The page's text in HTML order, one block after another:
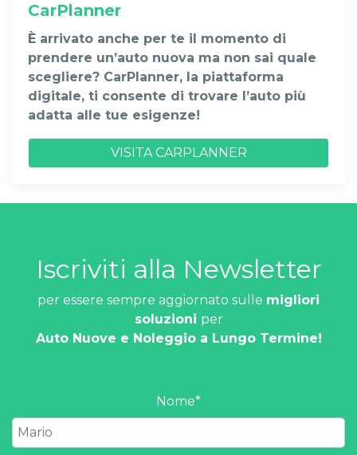
CarPlanner
È arrivato anche per te il momento di
prendere un’auto nuova ma non sai quale
scegliere? CarPlanner, la piattaforma
digitale, ti consente di trovare l’auto più
adatta alle tue esigenze!
VISITA CARPLANNER
Iscriviti alla Newsletter
per essere sempre aggiornato sulle migliori
soluzioni per
Auto Nuove e Noleggio a Lungo Termine!
Nome*